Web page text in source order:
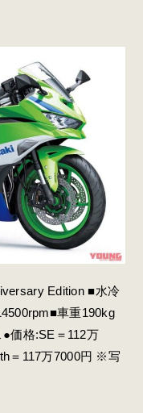
Edition ■水冷
車重190kg
価格:SE＝112万
＝117万7000円 ※写